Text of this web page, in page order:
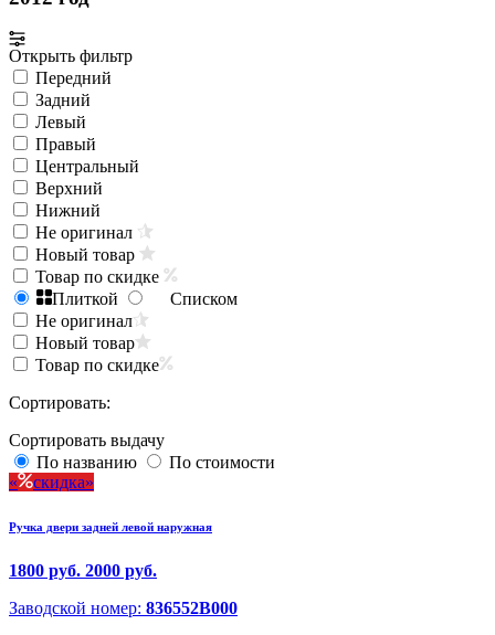
Открыть фильтр
Передний
Задний
Левый
Правый
Центральный
Верхний
Нижний
Не оригинал
Новый товар
Товар по скидке
Плиткой
Списком
Не оригинал
Новый товар
Товар по скидке
Сортировать:
Сортировать выдачу
По названию
По стоимости
скидка
Ручка двери задней левой наружная
1800 руб. 2000 руб.
Заводской номер: 836552B000